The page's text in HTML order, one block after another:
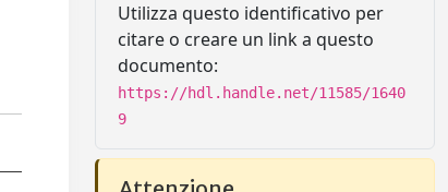
Utilizza questo identificativo per
citare o creare un link a questo
documento:
https://hdl.handle.net/11585/1640
9